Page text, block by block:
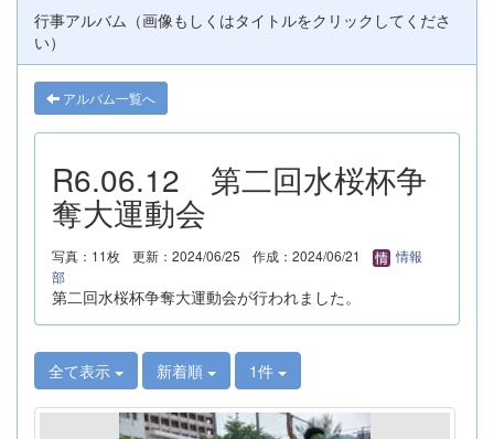
行事アルバム（画像もしくはタイトルをクリックしてくださ
い）
アルバム一覧へ
R6.06.12 第二回水桜杯争
奪大運動会
写真：11枚 更新：2024/06/25 作成：2024/06/21
情報
部
第二回水桜杯争奪大運動会が行われました。
全て表示 新着順 1件